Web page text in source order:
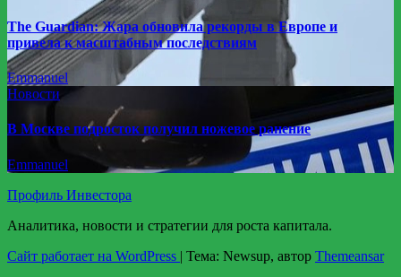
The Guardian: Жара обновила рекорды в Европе и
привела к масштабным последствиям
Emmanuel
Новости
В Москве подросток получил ножевое ранение
Emmanuel
Профиль Инвестора
Аналитика, новости и стратегии для роста капитала.
Сайт работает на WordPress | Тема: Newsup, автор Themeansar